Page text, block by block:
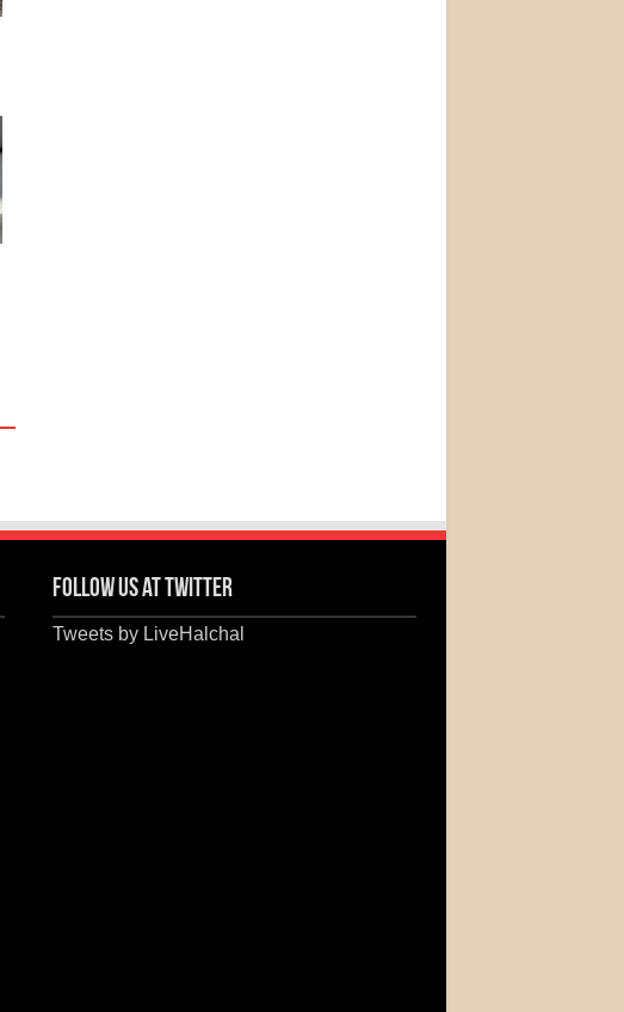
Follow us at Twitter
Tweets by LiveHalchal